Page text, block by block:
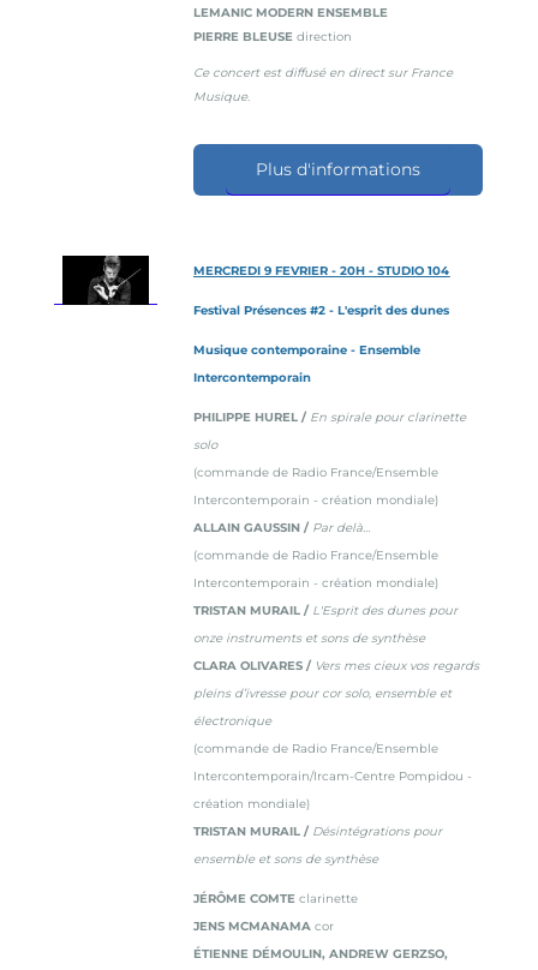
LEMANIC MODERN ENSEMBLE
PIERRE BLEUSEdirection
Ce concert est diffusé en direct sur France
Musique.
Plus d'informations
MERCREDI 9 FEVRIER - 20H - STUDIO 104
Festival Présences #2 - L'esprit des dunes
Musique contemporaine - Ensemble
Intercontemporain
PHILIPPE HUREL / En spirale pour clarinette
solo
(commande de Radio France/Ensemble
Intercontemporain - création mondiale)
ALLAIN GAUSSIN / Par delà…
(commande de Radio France/Ensemble
Intercontemporain - création mondiale)
TRISTAN MURAIL / L'Esprit des dunes pour
onze instruments et sons de synthèse
CLARA OLIVARES / Vers mes cieux vos regards
pleins d’ivresse pour cor solo, ensemble et
électronique
(commande de Radio France/Ensemble
Intercontemporain/Ircam-Centre Pompidou -
création mondiale)
TRISTAN MURAIL / Désintégrations pour
ensemble et sons de synthèse
JÉRÔME COMTEclarinette
JENS MCMANAMAcor
ÉTIENNE DÉMOULIN, ANDREW GERZSO,